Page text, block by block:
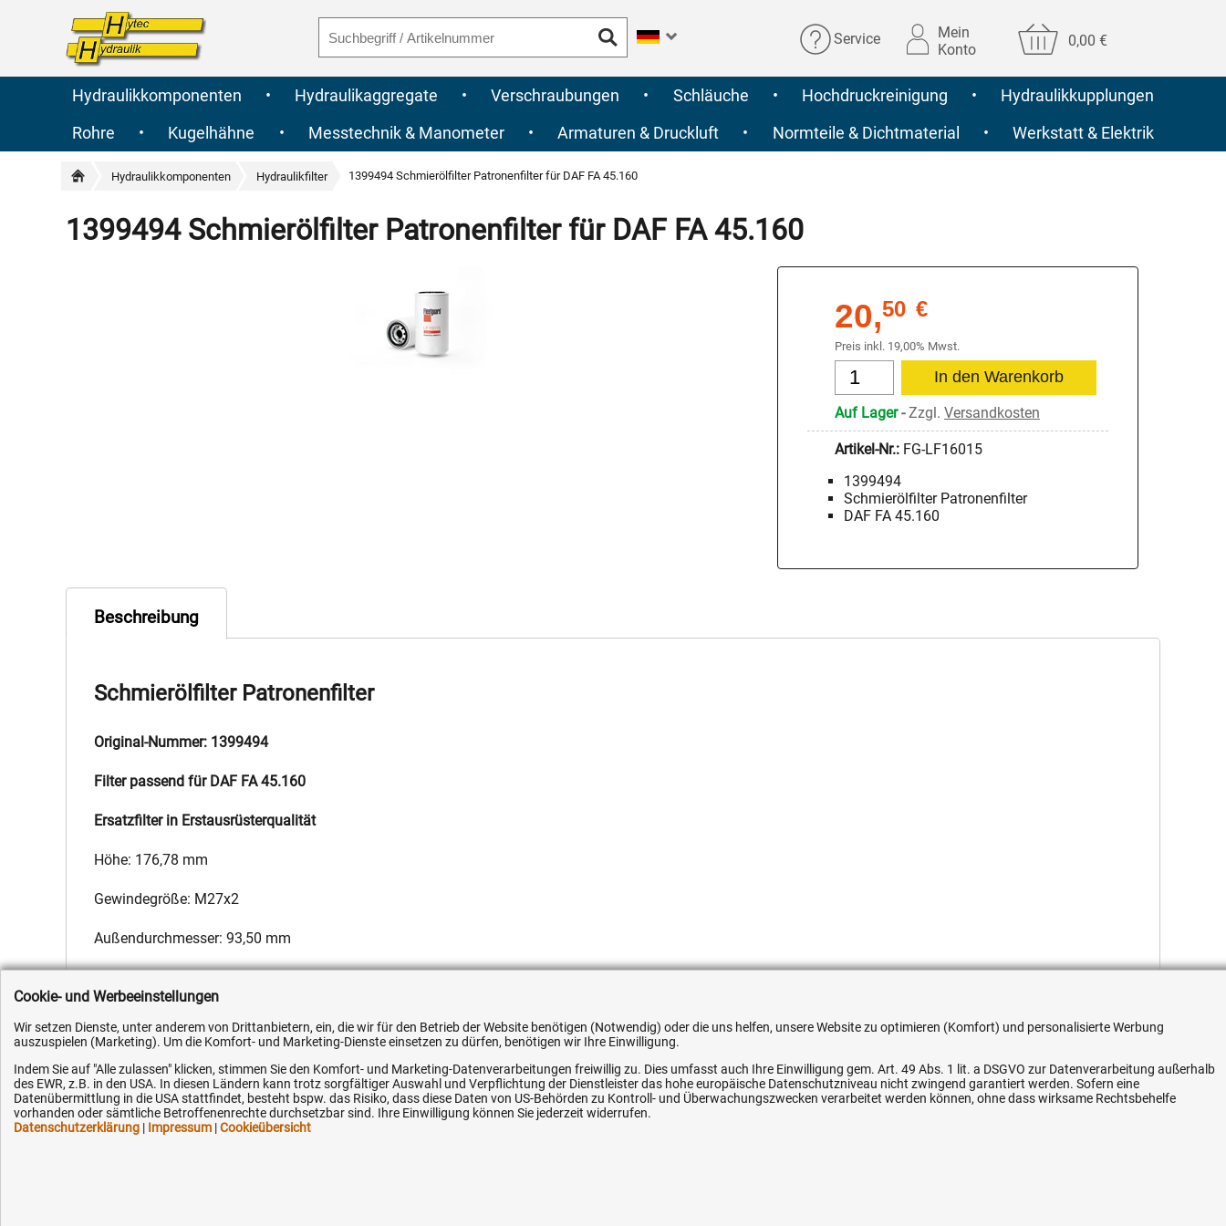
Service
Mein
Konto
0,00 €
Hydraulikkomponenten • Hydraulikaggregate • Verschraubungen • Schläuche • Hochdruckreinigung •
Hydraulikkupplungen
Rohre
• Kugelhähne • Messtechnik & Manometer • Armaturen & Druckluft • Normteile & Dichtmaterial • Werkstatt & Elektrik
Hydraulikkomponenten Hydraulikfilter 1399494 Schmierölfilter Patronenfilter für DAF FA 45.160
1399494 Schmierölfilter Patronenfilter für DAF FA 45.160
20,50 €
Preis inkl. 19,00% Mwst.
Auf Lager-Zzgl. Versandkosten
Artikel-Nr.: FG-LF16015
1399494
Schmierölfilter Patronenfilter
DAF FA 45.160
Beschreibung
Schmierölfilter Patronenfilter
Original-Nummer: 1399494
Filter passend für DAF FA 45.160
Ersatzfilter in Erstausrüsterqualität
Höhe: 176,78 mm
Gewindegröße: M27x2
Außendurchmesser: 93,50 mm
Hersteller: Fleetguard,Hersteller-Nr.: 1399494,EAN: 4051354591665
Kundenhotline (Festnetz):
+49 (0) 5351 - 523 520
Hilfe & Service Ihre Hytec-Hydraulik Vorteile Flexible Zahlung
Cookie- und Werbeeinstellungen
Wir setzen Dienste, unter anderem von Drittanbietern, ein, die wir für den Betrieb der Website benötigen (Notwendig) oder die uns helfen, unsere Website zu optimieren (Komfort) und personalisierte Werbung
auszuspielen (Marketing). Um die Komfort- und Marketing-Dienste einsetzen zu dürfen, benötigen wir Ihre Einwilligung.
Indem Sie auf "Alle zulassen" klicken, stimmen Sie den Komfort- und Marketing-Datenverarbeitungen freiwillig zu. Dies umfasst auch Ihre Einwilligung gem. Art. 49 Abs. 1 lit. a DSGVO zur Datenverarbeitung außerhalb
des EWR, z.B. in den USA. In diesen Ländern kann trotz sorgfältiger Auswahl und Verpflichtung der Dienstleister das hohe europäische Datenschutzniveau nicht zwingend garantiert werden. Sofern eine
Datenübermittlung in die USA stattfindet, besteht bspw. das Risiko, dass diese Daten von US-Behörden zu Kontroll- und Überwachungszwecken verarbeitet werden können, ohne dass wirksame Rechtsbehelfe
vorhanden oder sämtliche Betroffenenrechte durchsetzbar sind. Ihre Einwilligung können Sie jederzeit widerrufen.
Datenschutzerklärung | Impressum |Cookieübersicht